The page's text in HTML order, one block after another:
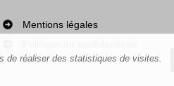
de réaliser des statistiques de visites.
Mentions légales